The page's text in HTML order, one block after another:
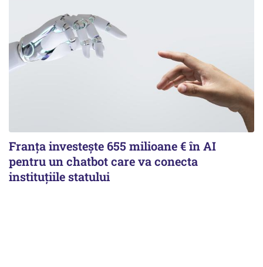
Franța investește 655 milioane € în AI
pentru un chatbot care va conecta
instituţiile statului